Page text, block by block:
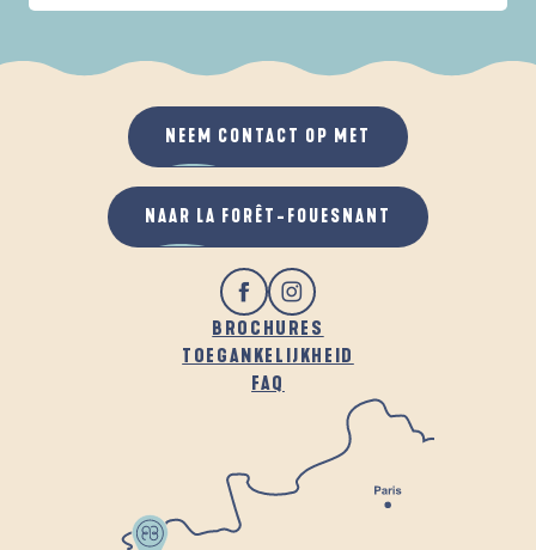
ALS HET REGENT
IN DE FRISSE LUCHT
BROCHURES
TOEGANKELIJKHEID
FAQ
NEEM CONTACT OP MET
NAAR LA FORÊT-FOUESNANT